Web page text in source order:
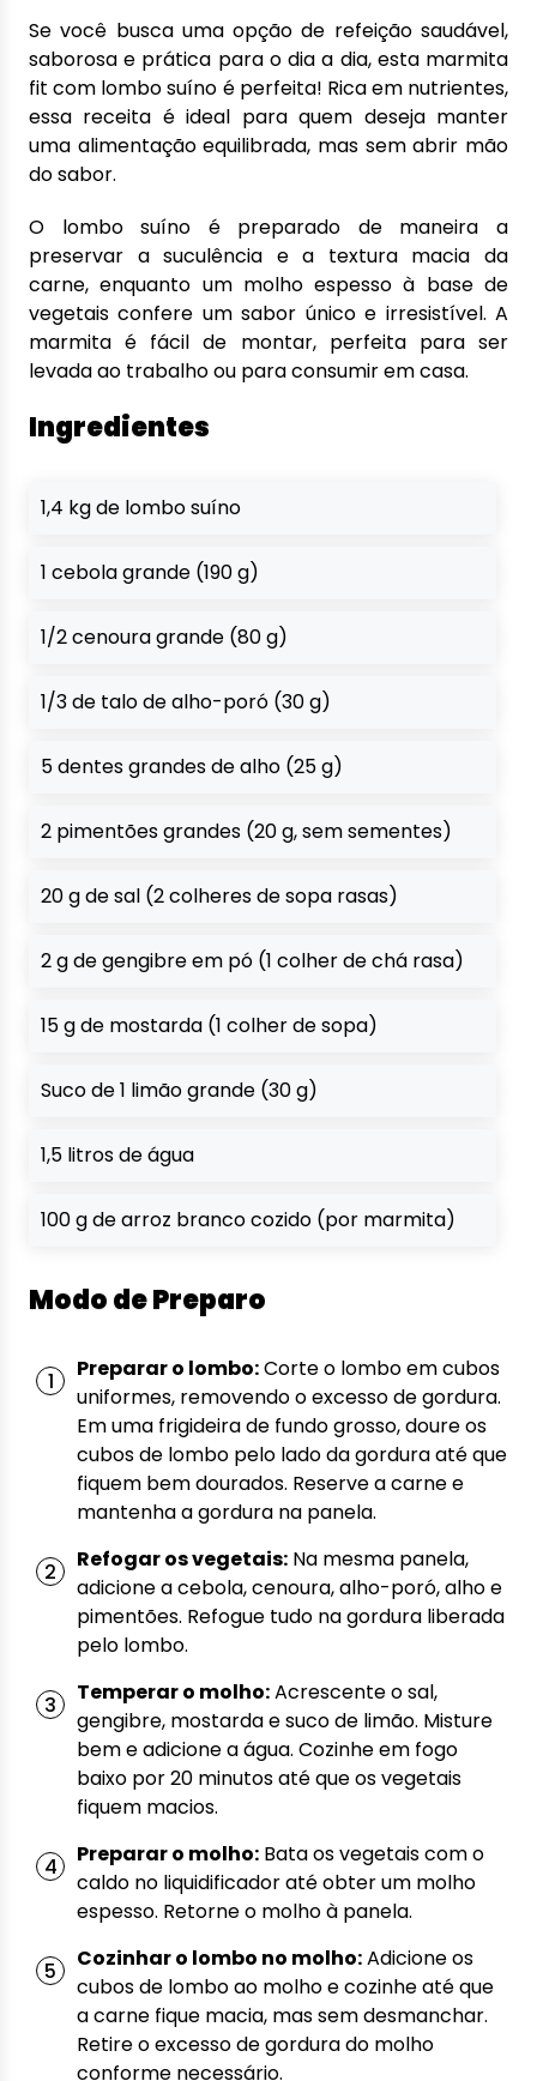
Se você busca uma opção de refeição saudável,
saborosa e prática para o dia a dia, esta marmita
fit com lombo suíno é perfeita! Rica em nutrientes,
essa receita é ideal para quem deseja manter
uma alimentação equilibrada, mas sem abrir mão
do sabor.
O lombo suíno é preparado de maneira a
preservar a suculência e a textura macia da
carne, enquanto um molho espesso à base de
vegetais confere um sabor único e irresistível. A
marmita é fácil de montar, perfeita para ser
levada ao trabalho ou para consumir em casa.
Ingredientes
1,4 kg de lombo suíno
1 cebola grande (190 g)
1/2 cenoura grande (80 g)
1/3 de talo de alho-poró (30 g)
5 dentes grandes de alho (25 g)
2 pimentões grandes (20 g, sem sementes)
20 g de sal (2 colheres de sopa rasas)
2 g de gengibre em pó (1 colher de chá rasa)
15 g de mostarda (1 colher de sopa)
Suco de 1 limão grande (30 g)
1,5 litros de água
100 g de arroz branco cozido (por marmita)
Modo de Preparo
Preparar o lombo:Corte o lombo em cubos
uniformes, removendo o excesso de gordura.
Em uma frigideira de fundo grosso, doure os
cubos de lombo pelo lado da gordura até que
fiquem bem dourados. Reserve a carne e
mantenha a gordura na panela.
Refogar os vegetais: Na mesma panela,
adicione a cebola, cenoura, alho-poró, alho e
pimentões. Refogue tudo na gordura liberada
pelo lombo.
Temperar o molho:Acrescente o sal,
gengibre, mostarda e suco de limão. Misture
bem e adicione a água. Cozinhe em fogo
baixo por 20 minutos até que os vegetais
fiquem macios.
Preparar o molho: Bata os vegetais com o
caldo no liquidificador até obter um molho
espesso. Retorne o molho à panela.
Cozinhar o lombo no molho:Adicione os
cubos de lombo ao molho e cozinhe até que
a carne fique macia, mas sem desmanchar.
Retire o excesso de gordura do molho
conforme necessário.